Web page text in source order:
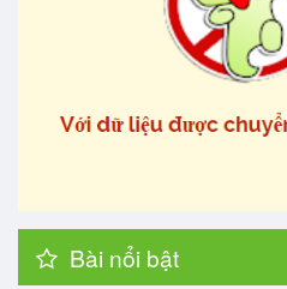
Bài nổi bật